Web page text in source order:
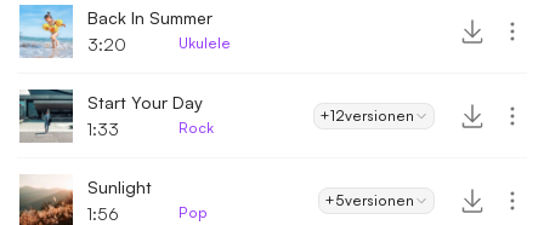
Back In Summer
3:20
Ukulele
Start Your Day
1:33
Rock
+12versionen
Sunlight
1:56
Pop
+5versionen